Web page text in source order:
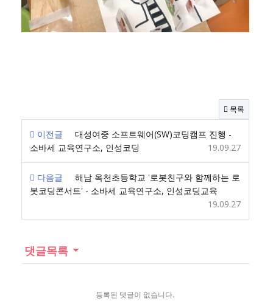
목록
이전글
대성여중 소프트웨어(SW)코딩캠프 진행 -
소바세 교육연구소, 인성코딩
19.09.27
다음글
해남 옥천초등학교 '로봇친구와 함께하는 로
봇코딩콘서트' - 소바세 교육연구소, 인성코딩교육
19.09.27
댓글목록
등록된 댓글이 없습니다.